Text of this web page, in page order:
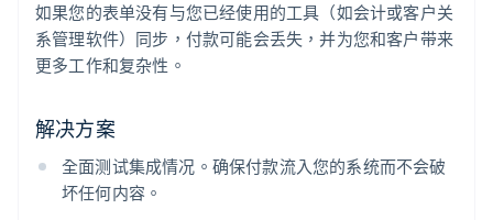
如果您的表单没有与您已经使用的工具（如会计或客户关
系管理软件）同步，付款可能会丢失，并为您和客户带来
更多工作和复杂性。
解决方案
全面测试集成情况。确保付款流入您的系统而不会破
坏任何内容。